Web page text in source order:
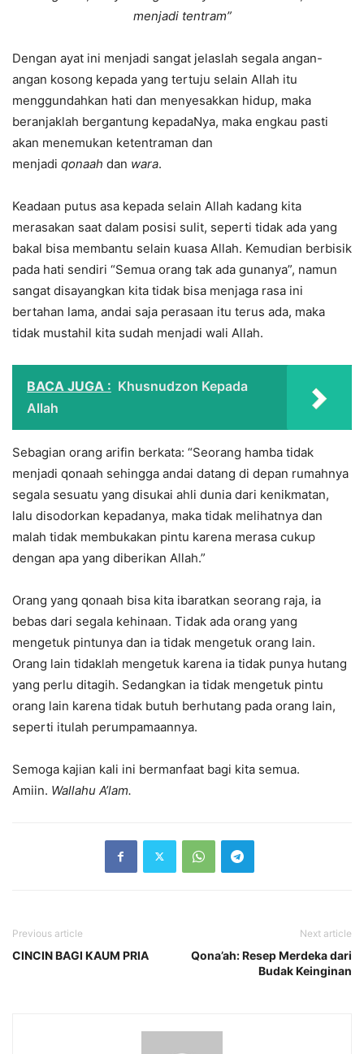
menjadi tentram”
Dengan ayat ini menjadi sangat jelaslah segala angan-
angan kosong kepada yang tertuju selain Allah itu
menggundahkan hati dan menyesakkan hidup, maka
beranjaklah bergantung kepadaNya, maka engkau pasti
akan menemukan ketentraman dan
menjadi qonaah dan wara.
Keadaan putus asa kepada selain Allah kadang kita
merasakan saat dalam posisi sulit, seperti tidak ada yang
bakal bisa membantu selain kuasa Allah. Kemudian berbisik
pada hati sendiri “Semua orang tak ada gunanya”, namun
sangat disayangkan kita tidak bisa menjaga rasa ini
bertahan lama, andai saja perasaan itu terus ada, maka
tidak mustahil kita sudah menjadi wali Allah.
BACA JUGA : Khusnudzon Kepada
Allah
Sebagian orang arifin berkata: “Seorang hamba tidak
menjadi qonaah sehingga andai datang di depan rumahnya
segala sesuatu yang disukai ahli dunia dari kenikmatan,
lalu disodorkan kepadanya, maka tidak melihatnya dan
malah tidak membukakan pintu karena merasa cukup
dengan apa yang diberikan Allah.”
Orang yang qonaah bisa kita ibaratkan seorang raja, ia
bebas dari segala kehinaan. Tidak ada orang yang
mengetuk pintunya dan ia tidak mengetuk orang lain.
Orang lain tidaklah mengetuk karena ia tidak punya hutang
yang perlu ditagih. Sedangkan ia tidak mengetuk pintu
orang lain karena tidak butuh berhutang pada orang lain,
seperti itulah perumpamaannya.
Semoga kajian kali ini bermanfaat bagi kita semua.
Amiin. Wallahu A’lam.
Previous article
CINCIN BAGI KAUM PRIA
Next article
Qona’ah: Resep Merdeka dari
Budak Keinginan